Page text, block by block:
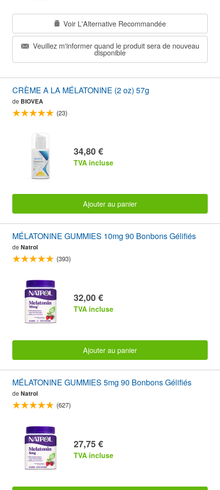
Voir L'Alternative Recommandée
Veuillez m'informer quand le produit sera de nouveau
disponible
CRÈME A LA MÉLATONINE (2 oz) 57g
de BIOVEA
(23)
34,80 €
TVA incluse
Ajouter au panier
MÉLATONINE GUMMIES 10mg 90 Bonbons Gélifiés
de Natrol
(393)
32,00 €
TVA incluse
Ajouter au panier
MÉLATONINE GUMMIES 5mg 90 Bonbons Gélifiés
de Natrol
(627)
27,75 €
TVA incluse